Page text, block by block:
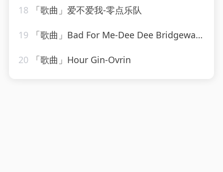
18 「歌曲」爱不爱我-零点乐队
19 「歌曲」Bad For Me-Dee Dee Bridgewater
20 「歌曲」Hour Gin-Ovrin